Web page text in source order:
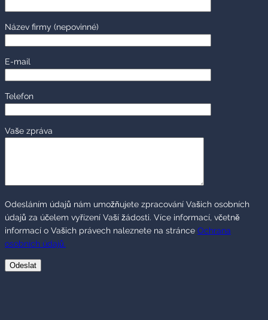
Název firmy (nepovinné)
E-mail
Telefon
Vaše zpráva
Odesláním údajů nám umožňujete zpracování Vašich osobních
údajů za účelem vyřízení Vaší žádosti. Více informací, včetně
informací o Vašich právech naleznete na stránce Ochrana
osobních údajů.